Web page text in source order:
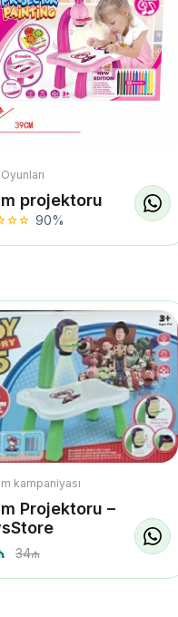
projektoru
90%
kampaniyası
Projektoru –
34₼